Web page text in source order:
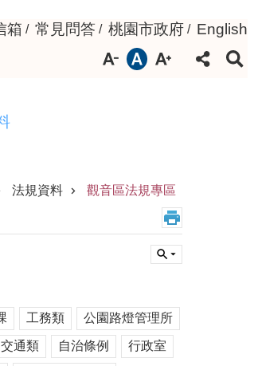
箱 常見問答 桃園市政府 English
法規資料 觀音區法規專區
工務類 公園路燈管理所
交通類 自治條例 行政室